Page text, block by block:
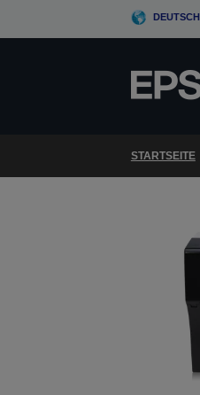
DEUTSCH
STARTSEITE